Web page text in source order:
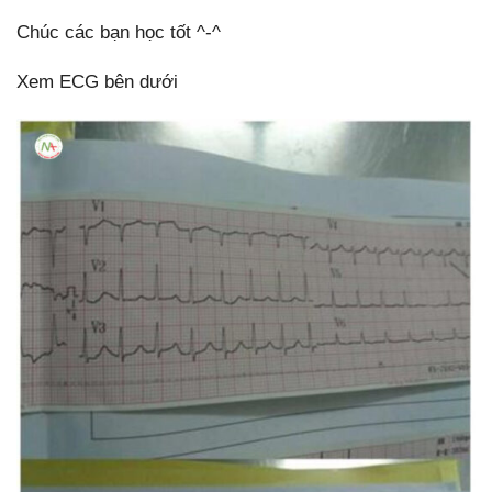
Chúc các bạn học tốt ^-^
Xem ECG bên dưới